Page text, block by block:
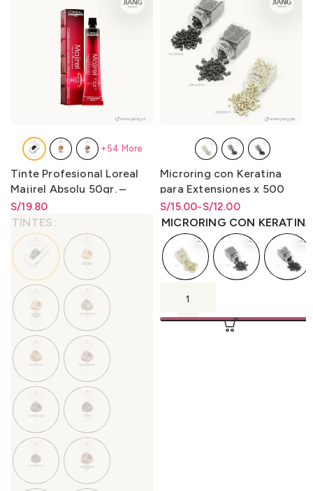
Tinte Profesional Loreal
Majirel Absolu 50gr. –
LO3000M1
S/19.80
Rango de precios: desde
S/19.80hasta
TINTES
+54 More
Microring con Keratina
para Extensiones x 500
Unidades
S/12.00
-
S/15.00
Rango de precios: desde
S/12.00 hasta S/15.00
Rango de precios: desde
S/12.00hastaS/15.00
MICRORING CON